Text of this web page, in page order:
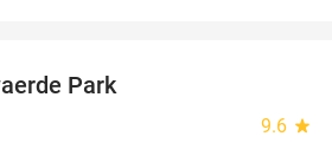
Park
9.6 star